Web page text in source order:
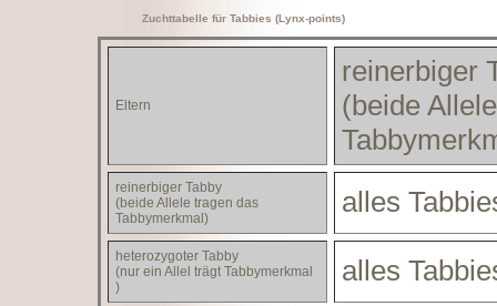
Zuchttabelle für Tabbies (Lynx-points)
Eltern
reinerbiger
(beide
reinerbiger Tabby
(beide Allele tragen das
Tabbymerkmal)
alles
heterozygoter Tabby
(nur ein Allel trägt Tabbymerkmal
)
alles